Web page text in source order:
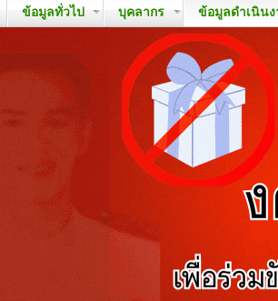
ข้อมูลทั่วไป บุคลากร ข้อมูลดำเนิน